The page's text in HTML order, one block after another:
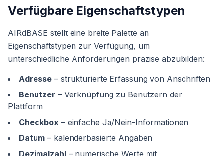
Verfügbare Eigenschaftstypen
AIRdBASE stellt eine breite Palette an
Eigenschaftstypen zur Verfügung, um
unterschiedliche Anforderungen präzise abzubilden:
Adresse – strukturierte Erfassung von Anschriften
Benutzer – Verknüpfung zu Benutzern der
Plattform
Checkbox – einfache Ja/Nein-Informationen
Datum – kalenderbasierte Angaben
Dezimalzahl – numerische Werte mit